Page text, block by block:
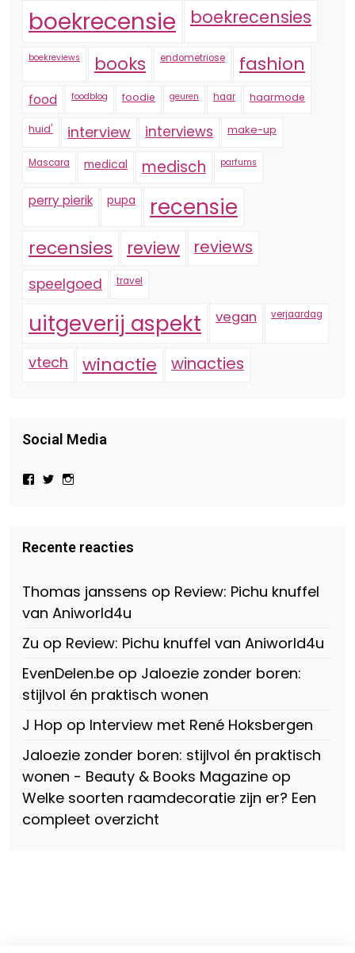
boekrecensie boekrecensies
boekreviews books endometriose fashion
food foodblog foodie geuren haar haarmode
huid' interview interviews make-up
Mascara medical medisch parfums
perry pierik pupa recensie
recensies review reviews
speelgoed travel
uitgeverij aspekt vegan verjaardag
vtech winactie winacties
Social Media
Bekijk
Beauty-
147775071915783/?
Facebook
Bekijk
op
Twitter
op
Instagram
Recente reacties
Thomas janssens op Review: Pichu knuffel
van Aniworld4u
Zu op Review: Pichu knuffel van Aniworld4u
EvenDelen.be op Jaloezie zonder boren:
stijlvol én praktisch wonen
J Hop op Interview met René Hoksbergen
Jaloezie zonder boren: stijlvol én praktisch
wonen - Beauty & Books Magazine op
Welke soorten raamdecoratie zijn er? Een
compleet overzicht